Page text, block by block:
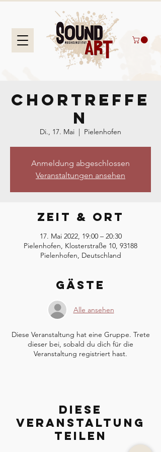
Chortreffe
n
Di., 17. Mai
  |
Pielenhofen
Anmeldung abgeschlossen
Veranstaltungen ansehen
Zeit & Ort
17. Mai 2022, 19:00 – 20:30
Pielenhofen, Klosterstraße 10, 93188
Pielenhofen, Deutschland
Gäste
Alle ansehen
Diese Veranstaltung hat eine Gruppe. Trete
dieser bei, sobald du dich für die
Veranstaltung registriert hast.
Diese
Veranstaltung
teilen